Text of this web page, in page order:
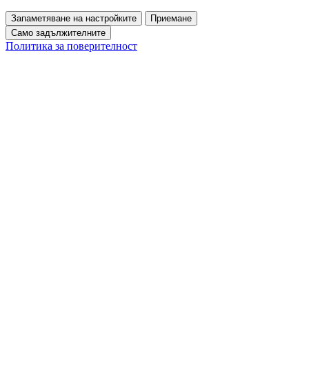
Запаметяване на настройките
Приемане
Само задължителните
Политика за поверителност